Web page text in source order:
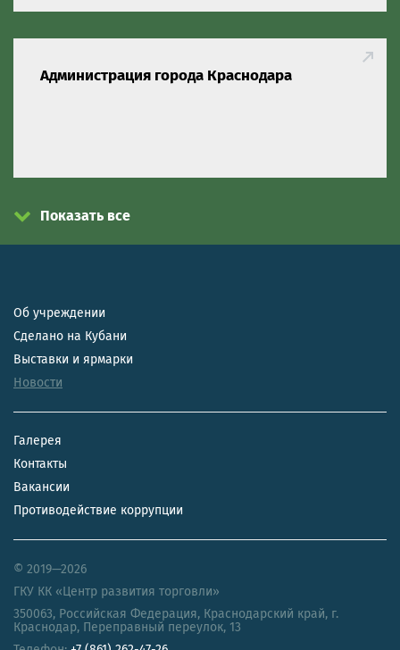
Администрация города Краснодара
Показать все
Об учреждении
Сделано на Кубани
Выставки и ярмарки
Новости
Галерея
Контакты
Вакансии
Противодействие коррупции
© 2019—2026
ГКУ КК «Центр развития торговли»
350063, Российская Федерация, Краснодарский край, г.
Краснодар, Переправный переулок, 13